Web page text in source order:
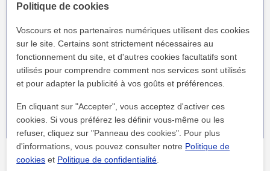
Quel salaire pour un job étudiant ?
Politique de cookies
Voscours et nos partenaires numériques utilisent des cookies
sur le site. Certains sont strictement nécessaires au
fonctionnement du site, et d'autres cookies facultatifs sont
utilisés pour comprendre comment nos services sont utilisés
et pour adapter la publicité à vos goûts et préférences.
En cliquant sur "Accepter", vous acceptez d'activer ces
cookies. Si vous préférez les définir vous-même ou les
refuser, cliquez sur "Panneau des cookies". Pour plus
d'informations, vous pouvez consulter notre Politique de
cookies et Politique de confidentialité